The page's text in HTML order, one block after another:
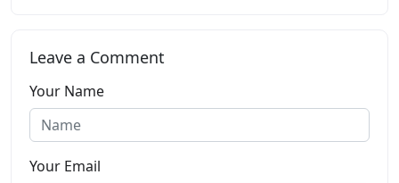
Leave a Comment
Your Name
Your Email